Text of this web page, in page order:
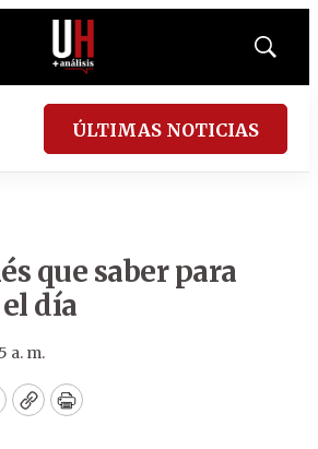
Mostrar
ÚLTIMAS NOTICIAS
que saber para
día
a. m.
CopyPrint